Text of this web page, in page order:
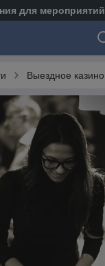
для мероприятий
Выездное казино